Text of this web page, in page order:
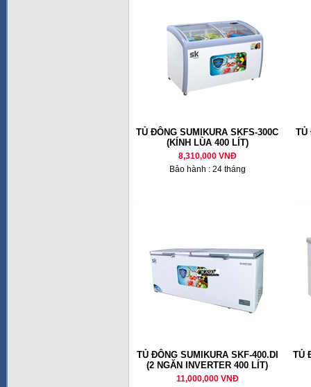
TỦ ĐÔNG SUMIKURA SKFS-300C
(KÍNH LÙA 400 LÍT)
8,310,000 VNĐ
Bảo hành : 24 tháng
TỦ
TỦ ĐÔNG SUMIKURA SKF-400.DI
(2 NGĂN INVERTER 400 LÍT)
11,000,000 VNĐ
TỦ